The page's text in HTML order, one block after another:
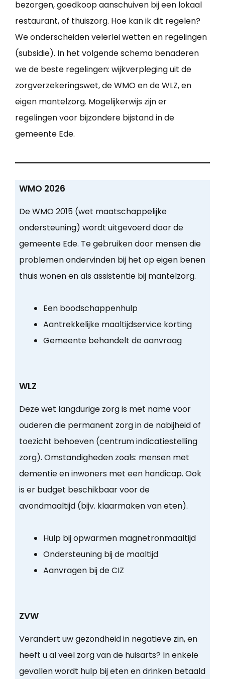
bezorgen, goedkoop aanschuiven bij een lokaal
restaurant, of thuiszorg. Hoe kan ik dit regelen?
We onderscheiden velerlei wetten en regelingen
(subsidie). In het volgende schema benaderen
we de beste regelingen: wijkverpleging uit de
zorgverzekeringswet, de WMO en de WLZ, en
eigen mantelzorg. Mogelijkerwijs zijn er
regelingen voor bijzondere bijstand in de
gemeente Ede.
WMO 2026
De WMO 2015 (wet maatschappelijke
ondersteuning) wordt uitgevoerd door de
gemeente Ede. Te gebruiken door mensen die
problemen ondervinden bij het op eigen benen
thuis wonen en als assistentie bij mantelzorg.
Een boodschappenhulp
Aantrekkelijke maaltijdservice korting
Gemeente behandelt de aanvraag
WLZ
Deze wet langdurige zorg is met name voor
ouderen die permanent zorg in de nabijheid of
toezicht behoeven (centrum indicatiestelling
zorg). Omstandigheden zoals: mensen met
dementie en inwoners met een handicap. Ook
is er budget beschikbaar voor de
avondmaaltijd (bijv. klaarmaken van eten).
Hulp bij opwarmen magnetronmaaltijd
Ondersteuning bij de maaltijd
Aanvragen bij de CIZ
ZVW
Verandert uw gezondheid in negatieve zin, en
heeft u al veel zorg van de huisarts? In enkele
gevallen wordt hulp bij eten en drinken betaald